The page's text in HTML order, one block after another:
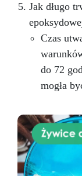
Jak długo
Czas
do 72
mogła